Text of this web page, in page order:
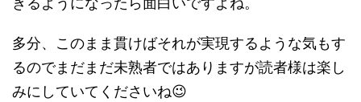
多分、このまま貫けばそれが実現するような気もす
るのでまだまだ未熟者ではありますが読者様は楽し
みにしていてくださいね😉